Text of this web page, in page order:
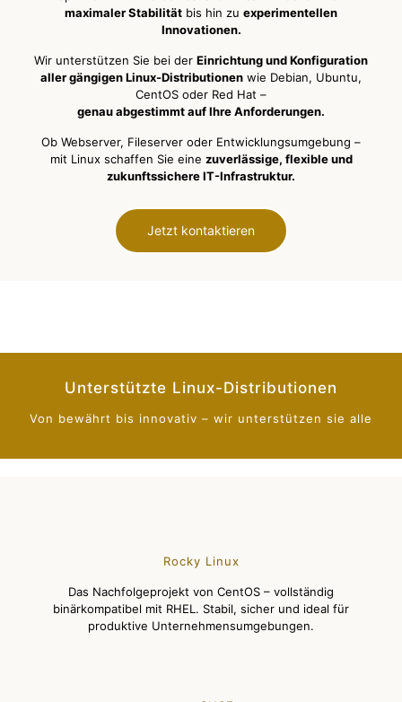
maximaler Stabilität bis hin zu experimentellen
Innovationen.
Wir unterstützen Sie bei der Einrichtung und Konfiguration
aller gängigen Linux-Distributionen wie Debian, Ubuntu,
CentOS oder Red Hat –
genau abgestimmt auf Ihre Anforderungen.
Ob Webserver, Fileserver oder Entwicklungsumgebung –
mit Linux schaffen Sie eine zuverlässige, flexible und
zukunftssichere IT-Infrastruktur.
Jetzt kontaktieren
Unterstützte Linux-Distributionen
Von bewährt bis innovativ – wir unterstützen sie alle
Rocky Linux
Das Nachfolgeprojekt von CentOS – vollständig
binärkompatibel mit RHEL. Stabil, sicher und ideal für
produktive Unternehmensumgebungen.